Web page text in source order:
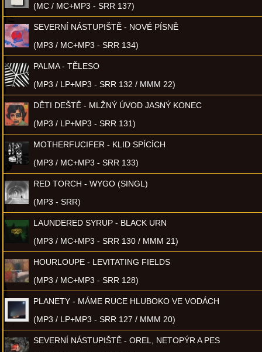
(MC / MC+MP3 - SRR 137)
SEVERNÍ NÁSTUPIŠTĚ - NOVÉ PÍSNĚ
(MP3 / MC+MP3 - SRR 134)
PALMA - TĚLESO
(MP3 / LP+MP3 - SRR 132 / MMM 22)
DĚTI DEŠTĚ - MLŽNÝ ÚVOD JASNÝ KONEC
(MP3 / LP+MP3 - SRR 131)
MOTHERFUCIFER - KLID SPÍCÍCH
(MP3 / MC+MP3 - SRR 133)
RED TORCH - WYGO (SINGL)
(MP3 - SRR)
LAUNDERED SYRUP - BLACK URN
(MP3 / MC+MP3 - SRR 130 / MMM 21)
HOURLOUPE - LEVITATING FIELDS
(MP3 / MC+MP3 - SRR 128)
PLANETY - MÁME RUCE HLUBOKO VE VODÁCH
(MP3 / LP+MP3 - SRR 127 / MMM 20)
SEVERNÍ NÁSTUPIŠTĚ - OREL, NETOPÝR A PES